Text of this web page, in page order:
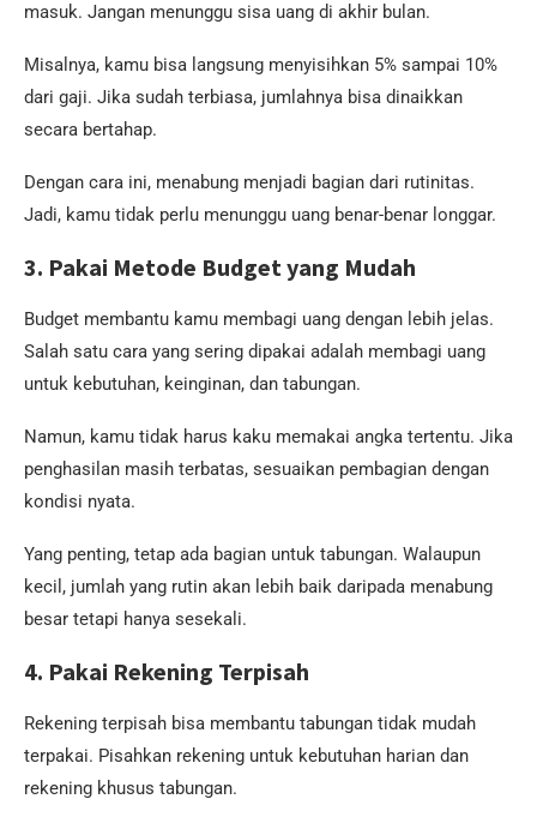
masuk. Jangan menunggu sisa uang di akhir bulan.
Misalnya, kamu bisa langsung menyisihkan 5% sampai 10%
dari gaji. Jika sudah terbiasa, jumlahnya bisa dinaikkan
secara bertahap.
Dengan cara ini, menabung menjadi bagian dari rutinitas.
Jadi, kamu tidak perlu menunggu uang benar-benar longgar.
3. Pakai Metode Budget yang Mudah
Budget membantu kamu membagi uang dengan lebih jelas.
Salah satu cara yang sering dipakai adalah membagi uang
untuk kebutuhan, keinginan, dan tabungan.
Namun, kamu tidak harus kaku memakai angka tertentu. Jika
penghasilan masih terbatas, sesuaikan pembagian dengan
kondisi nyata.
Yang penting, tetap ada bagian untuk tabungan. Walaupun
kecil, jumlah yang rutin akan lebih baik daripada menabung
besar tetapi hanya sesekali.
4. Pakai Rekening Terpisah
Rekening terpisah bisa membantu tabungan tidak mudah
terpakai. Pisahkan rekening untuk kebutuhan harian dan
rekening khusus tabungan.